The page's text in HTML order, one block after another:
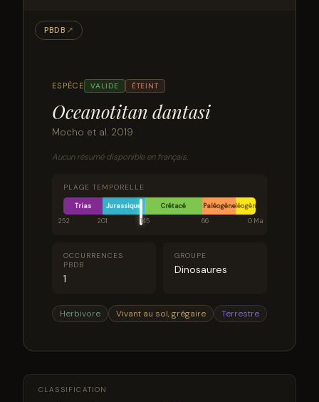
ESPÈCE VALIDE ÉTEINT
Oceanotitan dantasi
Mocho et al. 2019
Aucun résumé disponible en français.
PLAGE TEMPORELLE
Trias Jurassique Crétacé PaléogèneNéogène
252
201 145 66 0 Ma
OCCURRENCES
PBDB
1
GROUPE
Dinosaures
Herbivore Vivant au sol, grégaire Terrestre
PBDB ↗
CLASSIFICATION